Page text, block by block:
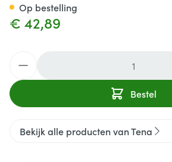
€ 42,89
Bestel
Op bestelling
Bekijk alle producten van Tena